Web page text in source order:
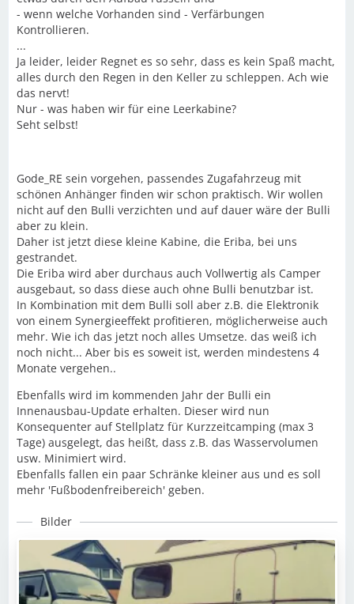
- wenn welche Vorhanden sind - Verfärbungen
Kontrollieren.
...
Ja leider, leider Regnet es so sehr, dass es kein Spaß macht,
alles durch den Regen in den Keller zu schleppen. Ach wie
das nervt!
Nur - was haben wir für eine Leerkabine?
Seht selbst!
Gode_RE sein vorgehen, passendes Zugafahrzeug mit
schönen Anhänger finden wir schon praktisch. Wir wollen
nicht auf den Bulli verzichten und auf dauer wäre der Bulli
aber zu klein.
Daher ist jetzt diese kleine Kabine, die Eriba, bei uns
gestrandet.
Die Eriba wird aber durchaus auch Vollwertig als Camper
ausgebaut, so dass diese auch ohne Bulli benutzbar ist.
In Kombination mit dem Bulli soll aber z.B. die Elektronik
von einem Synergieeffekt profitieren, möglicherweise auch
mehr. Wie ich das jetzt noch alles Umsetze. das weiß ich
noch nicht... Aber bis es soweit ist, werden mindestens 4
Monate vergehen..
Ebenfalls wird im kommenden Jahr der Bulli ein
Innenausbau-Update erhalten. Dieser wird nun
Konsequenter auf Stellplatz für Kurzzeitcamping (max 3
Tage) ausgelegt, das heißt, dass z.B. das Wasservolumen
usw. Minimiert wird.
Ebenfalls fallen ein paar Schränke kleiner aus und es soll
mehr 'Fußbodenfreibereich' geben.
Bilder